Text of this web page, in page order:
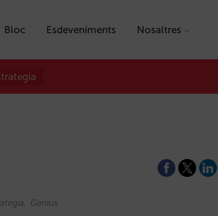
Bloc Esdeveniments Nosaltres
Genius